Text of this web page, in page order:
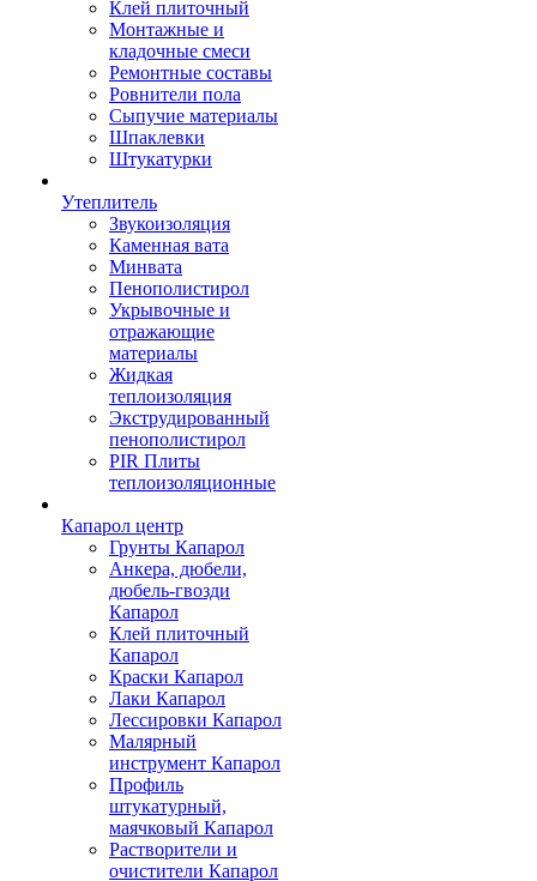
Клей плиточный
Монтажные и
кладочные смеси
Ремонтные составы
Ровнители пола
Сыпучие материалы
Шпаклевки
Штукатурки
Утеплитель
Звукоизоляция
Каменная вата
Минвата
Пенополистирол
Укрывочные и
отражающие
материалы
Жидкая
теплоизоляция
Экструдированный
пенополистирол
PIR Плиты
теплоизоляционные
Капарол центр
Грунты Капарол
Анкера, дюбели,
дюбель-гвозди
Капарол
Клей плиточный
Капарол
Краски Капарол
Лаки Капарол
Лессировки Капарол
Малярный
инструмент Капарол
Профиль
штукатурный,
маячковый Капарол
Растворители и
очистители Капарол